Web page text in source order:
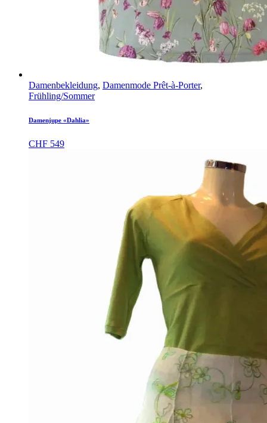
Damenbekleidung, Damenmode Prêt-à-Porter,
Frühling/Sommer
Damenjupe «Dahlia»
CHF 549